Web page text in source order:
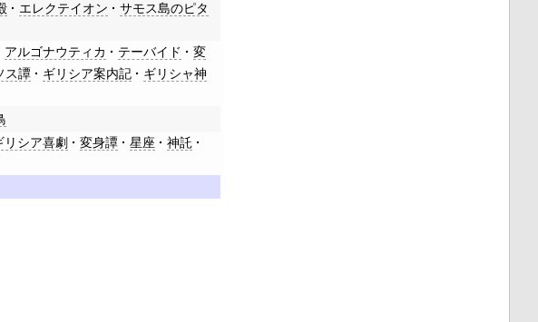
エレクテイオン
サモス島のピタ
アルゴナウティカ テーバイド
変
ス譚 ギリシア案内記
ギリシャ神
リシア喜劇 変身譚 星座
神託